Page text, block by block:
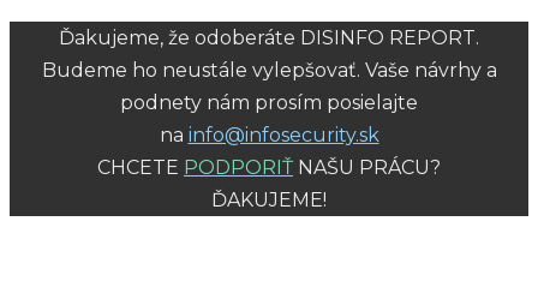
Ďakujeme, že odoberáte DISINFO REPORT.
Budeme ho neustále vylepšovať. Vaše návrhy a
podnety nám prosím posielajte
na info@infosecurity.sk
CHCETE PODPORIŤ NAŠU PRÁCU?
ĎAKUJEME!